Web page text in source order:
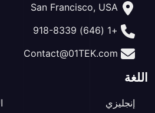
+1 (646) 918-8339
Contact@01TEK.com
اللغة
إنجليزي